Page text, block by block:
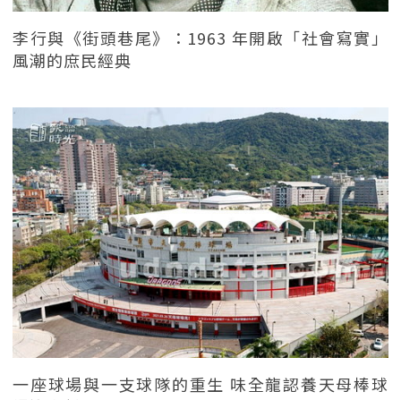
李行與《街頭巷尾》：1963 年開啟「社會寫實」
風潮的庶民經典
一座球場與一支球隊的重生 味全龍認養天母棒球